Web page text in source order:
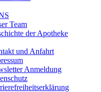
Team
der Apotheke
und Anfahrt
Anmeldung